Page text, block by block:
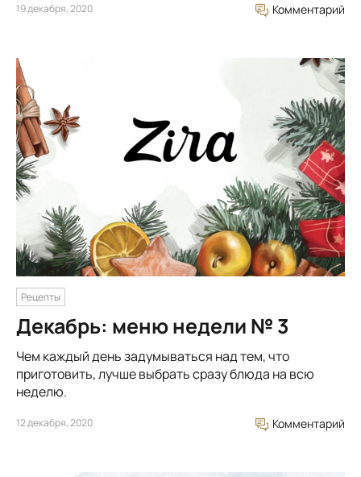
19 декабря, 2020 Комментарий
Рецепты
Декабрь: меню недели № 3
Чем каждый день задумываться над тем, что
приготовить, лучше выбрать сразу блюда на всю
неделю.
12 декабря, 2020 Комментарий